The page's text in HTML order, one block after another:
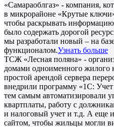
«Самараоблгаз» - компания,
в микрорайоне «Крутые
чтобы раскрывать
было содержать дорогой
мы разработали новый – на
функционалом.Узнать больше
ТСЖ «Лесная поляна» -
домами одноименного жилого
простой арендой сервера
внедрили программу «1С:
тем самым автоматизировали
квартплаты, работу с
и налоговый учет и т.д. А еще
сайтом, чтобы жильцы могли